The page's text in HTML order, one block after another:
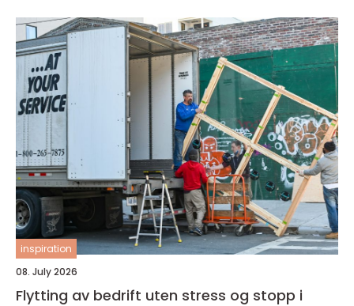
inspiration
08. July 2026
Flytting av bedrift uten stress og stopp i